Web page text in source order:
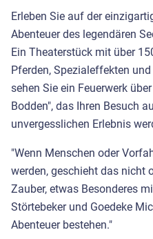
Erleben Sie auf der
Abenteuer des legendären
Ein Theaterstück mit über
Pferden, Spezialeffekten
sehen Sie ein Feuerwerk
Bodden", das Ihren Besuch
unvergesslichen Erlebnis
″Wenn Menschen oder
werden, geschieht das nicht
Zauber, etwas Besonderes
Störtebeker und Goedeke
Abenteuer bestehen.″